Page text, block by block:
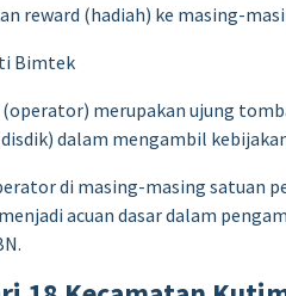
reward (hadiah) ke masing-
Bimtek
merupakan ujung
dalam mengambil
di masing-masing satuan
acuan dasar dalam